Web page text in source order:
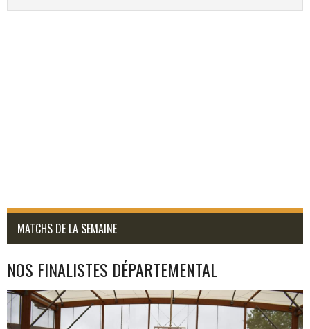
MATCHS DE LA SEMAINE
NOS FINALISTES DÉPARTEMENTAL